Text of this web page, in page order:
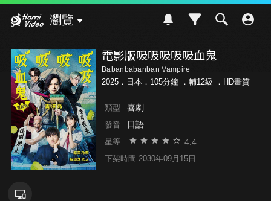
瀏覽
電影版吸吸吸吸吸血鬼
Babanbabanban Vampire
2025．日本．105分鐘 ． 輔12級 ．HD畫質
類型 喜劇
發音 日語
星等 4.4
下架時間 2030年09月15日